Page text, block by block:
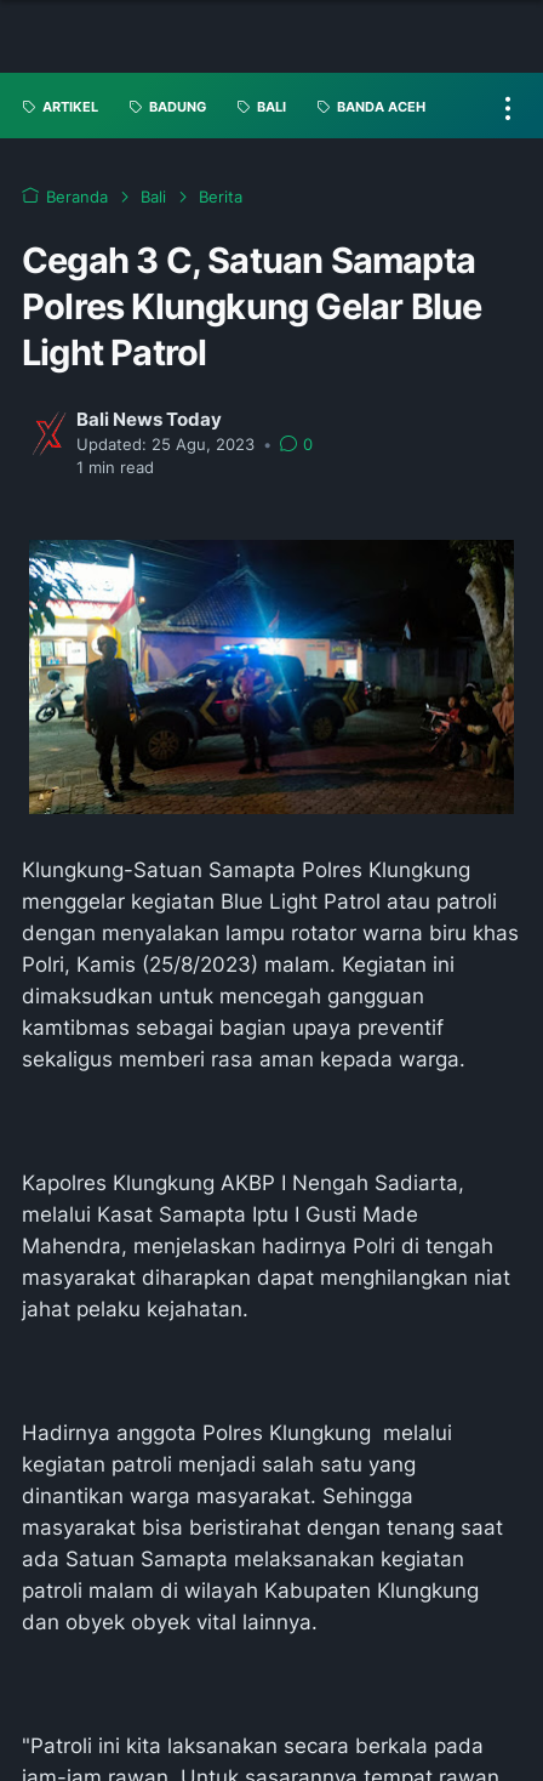
ARTIKEL BADUNG BALI BANDA ACEH
Beranda Bali Berita
Cegah 3 C, Satuan Samapta
Polres Klungkung Gelar Blue
Light Patrol
Bali News Today
Updated: 25 Agu, 2023 •
0
1 min read
Klungkung-Satuan Samapta Polres Klungkung
menggelar kegiatan Blue Light Patrol atau patroli
dengan menyalakan lampu rotator warna biru khas
Polri, Kamis (25/8/2023) malam. Kegiatan ini
dimaksudkan untuk mencegah gangguan
kamtibmas sebagai bagian upaya preventif
sekaligus memberi rasa aman kepada warga.
Kapolres Klungkung AKBP I Nengah Sadiarta,
melalui Kasat Samapta Iptu I Gusti Made
Mahendra, menjelaskan hadirnya Polri di tengah
masyarakat diharapkan dapat menghilangkan niat
jahat pelaku kejahatan.
Hadirnya anggota Polres Klungkung melalui
kegiatan patroli menjadi salah satu yang
dinantikan warga masyarakat. Sehingga
masyarakat bisa beristirahat dengan tenang saat
ada Satuan Samapta melaksanakan kegiatan
patroli malam di wilayah Kabupaten Klungkung
dan obyek obyek vital lainnya.
"Patroli ini kita laksanakan secara berkala pada